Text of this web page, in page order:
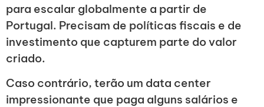
para escalar globalmente a partir de
Portugal. Precisam de políticas fiscais e de
investimento que capturem parte do valor
criado.
Caso contrário, terão um data center
impressionante que paga alguns salários e